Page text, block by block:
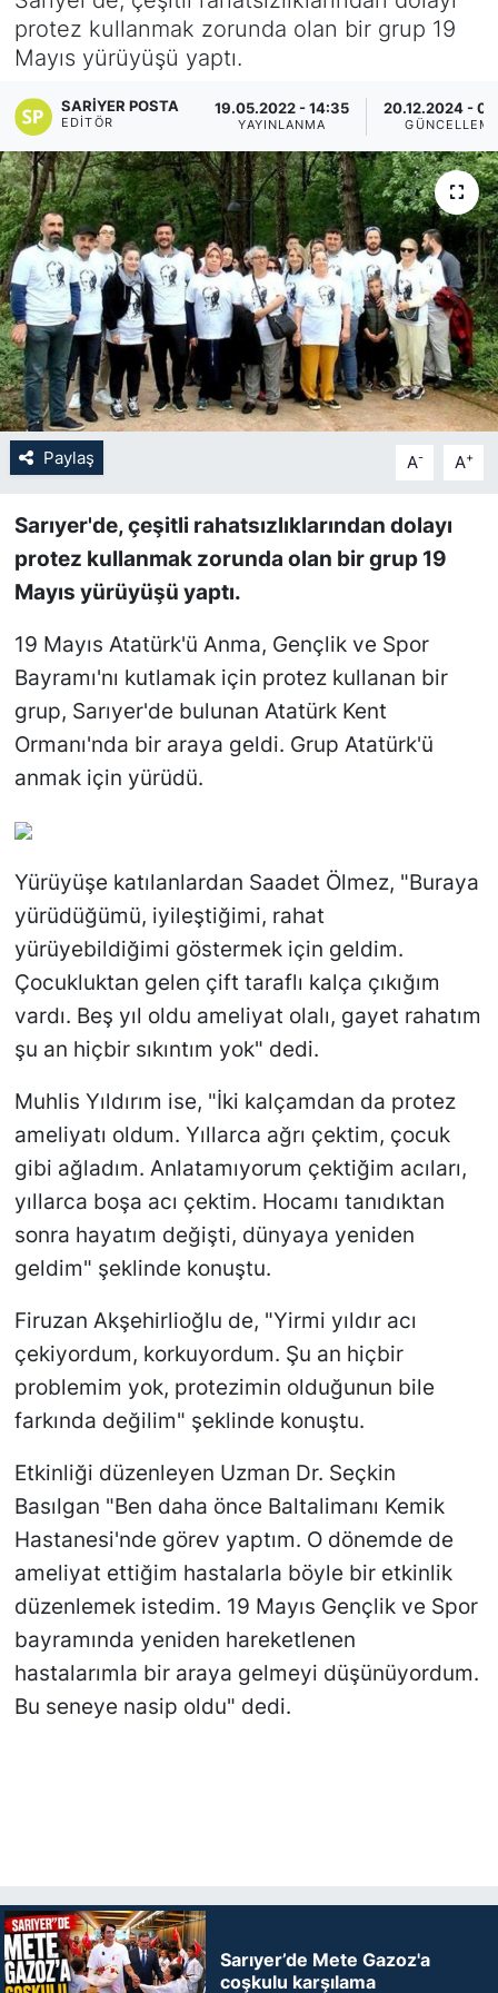
protez kullanmak zorunda olan bir grup 19
Mayıs yürüyüşü yaptı.
SARIYER POSTA
EDITÖR
19.05.2022 - 14:35
YAYINLANMA
20.12.2024 -
Paylaş A- A+
Sarıyer'de, çeşitli rahatsızlıklarından dolayı
protez kullanmak zorunda olan bir grup 19
Mayıs yürüyüşü yaptı.
19 Mayıs Atatürk'ü Anma, Gençlik ve Spor
Bayramı'nı kutlamak için protez kullanan bir
grup, Sarıyer'de bulunan Atatürk Kent
Ormanı'nda bir araya geldi. Grup Atatürk'ü
anmak için yürüdü.
Yürüyüşe katılanlardan Saadet Ölmez, "Buraya
yürüdüğümü, iyileştiğimi, rahat
yürüyebildiğimi göstermek için geldim.
Çocukluktan gelen çift taraflı kalça çıkığım
vardı. Beş yıl oldu ameliyat olalı, gayet rahatım
şu an hiçbir sıkıntım yok" dedi.
Muhlis Yıldırım ise, "İki kalçamdan da protez
ameliyatı oldum. Yıllarca ağrı çektim, çocuk
gibi ağladım. Anlatamıyorum çektiğim acıları,
yıllarca boşa acı çektim. Hocamı tanıdıktan
sonra hayatım değişti, dünyaya yeniden
geldim" şeklinde konuştu.
Firuzan Akşehirlioğlu de, "Yirmi yıldır acı
çekiyordum, korkuyordum. Şu an hiçbir
problemim yok, protezimin olduğunun bile
farkında değilim" şeklinde konuştu.
Etkinliği düzenleyen Uzman Dr. Seçkin
Basılgan "Ben daha önce Baltalimanı Kemik
Hastanesi'nde görev yaptım. O dönemde de
ameliyat ettiğim hastalarla böyle bir etkinlik
düzenlemek istedim. 19 Mayıs Gençlik ve Spor
bayramında yeniden hareketlenen
hastalarımla bir araya gelmeyi düşünüyordum.
Bu seneye nasip oldu" dedi.
Sarıyer’de Mete Gazoz'a
coşkulu karşılama
KÖŞE YAZILARI
KÖŞE YAZILARI (Arşiv)
KÜLTÜR SANAT
MAGAZİN
RÖPORTAJ
SAĞLIK
SARIYER HABERLERİ
SARIYER İMAR BARIŞI
SİYASET
SON DAKİKA HABERİ
SPOR
TEKNOLOJİ
TÜRKİYE VE DÜNYA GÜNDEMİ
YAŞAM